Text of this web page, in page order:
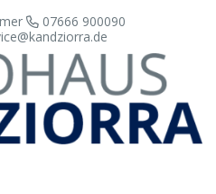
07666 900090